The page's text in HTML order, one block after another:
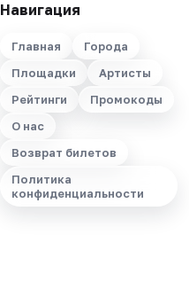
Навигация
Главная
Города
Площадки
Артисты
Рейтинги
Промокоды
О нас
Возврат билетов
Политика
конфиденциальности